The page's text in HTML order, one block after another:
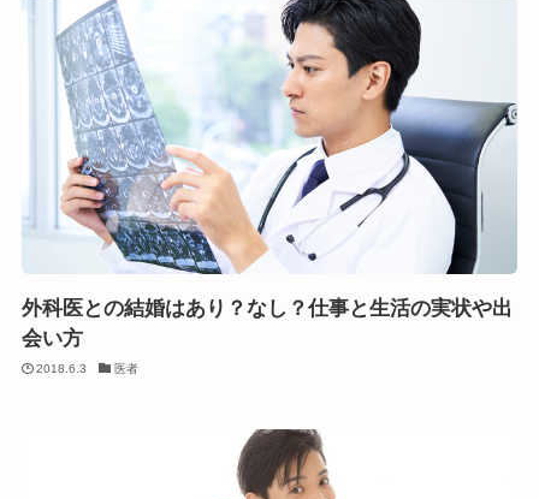
外科医との結婚はあり？なし？仕事と生活の実状や出
会い方
2018.6.3 医者